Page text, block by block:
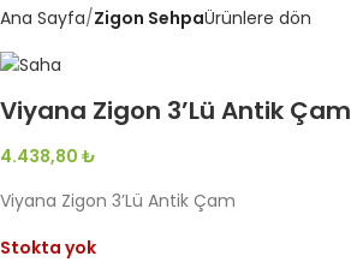
Ana Sayfa Zigon SehpaÜrünlere dön
Viyana Zigon 3’Lü Antik Çam
4.438,80 ₺
Viyana Zigon 3’Lü Antik Çam
Stokta yok